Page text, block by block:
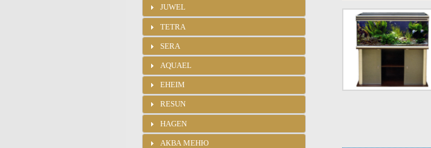
JUWEL
TETRA
SERA
AQUAEL
EHEIM
RESUN
HAGEN
АКВА МЕНЮ